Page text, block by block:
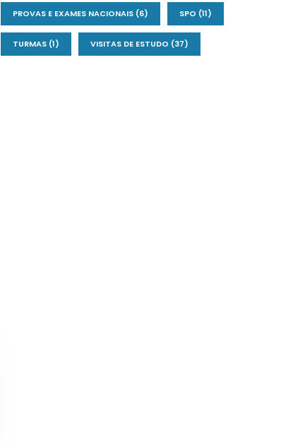
PROVAS E EXAMES NACIONAIS(6) SPO (11)
TURMAS(1) VISITAS DE ESTUDO (37)